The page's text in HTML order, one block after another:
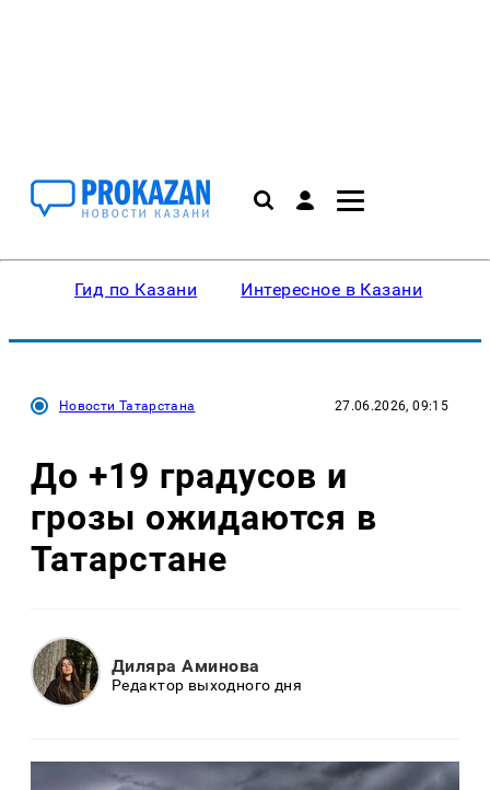
Гид по Казани Интересное в Казани
Новости Татарстана 27.06.2026, 09:15
До +19 градусов и
грозы ожидаются в
Татарстане
Диляра Аминова
Редактор выходного дня